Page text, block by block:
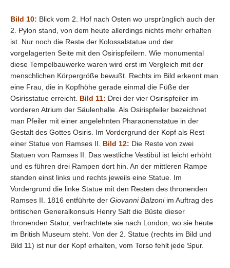
Bild 10: Blick vom 2. Hof nach Osten wo ursprünglich auch der
2. Pylon stand, von dem heute allerdings nichts mehr erhalten
ist. Nur noch die Reste der Kolossalstatue und der
vorgelagerten Seite mit den Osirispfeilern. Wie monumental
diese Tempelbauwerke waren wird erst im Vergleich mit der
menschlichen Körpergröße bewußt. Rechts im Bild erkennt man
eine Frau, die in Kopfhöhe gerade einmal die Füße der
Osirisstatue erreicht. Bild 11: Drei der vier Osirispfeiler im
vorderen Atrium der Säulenhalle. Als Osirispfeiler bezeichnet
man Pfeiler mit einer angelehnten Pharaonenstatue in der
Gestalt des Gottes Osiris. Im Vordergrund der Kopf als Rest
einer Statue von Ramses II. Bild 12: Die Reste von zwei
Statuen von Ramses II. Das westliche Vestibül ist leicht erhöht
und es führen drei Rampen dort hin. An der mittleren Rampe
standen einst links und rechts jeweils eine Statue. Im
Vordergrund die linke Statue mit den Resten des thronenden
Ramses II. 1816 entführte der Giovanni Balzoniim Auftrag des
britischen Generalkonsuls Henry Salt die Büste dieser
thronenden Statur, verfrachtete sie nach London, wo sie heute
im British Museum steht. Von der 2. Statue (rechts im Bild und
Bild 11) ist nur der Kopf erhalten, vom Torso fehlt jede Spur.